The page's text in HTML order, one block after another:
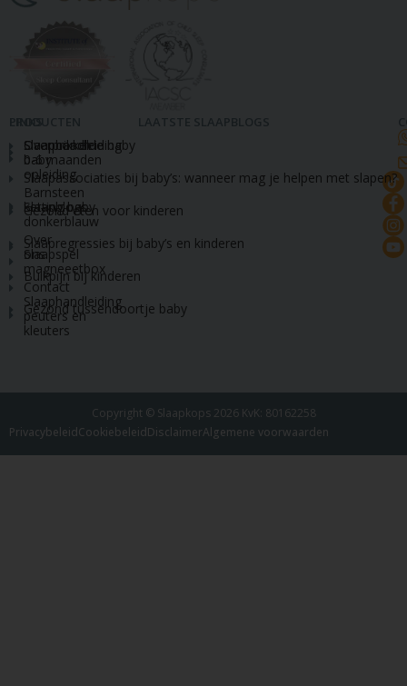
Slaapcoach
baby
opleiding
Slaapblogs
Over
ons
Contact
Slaaphandleiding
0-6 maanden
Barnsteen
ketting baby
donkerblauw
Slaapspel
magneeetbox
Slaaphandleiding
peuters en
kleuters
Overprikkelde baby
Slaapassociaties bij baby’s: wanneer mag je helpen met slapen?
Gezond eten voor kinderen
Slaapregressies bij baby’s en kinderen
Buikpijn bij kinderen
Gezond tussendoortje baby
Copyright © Slaapkops 2026 KvK: 80162258
PrivacybeleidCookiebeleidDisclaimerAlgemene voorwaarden